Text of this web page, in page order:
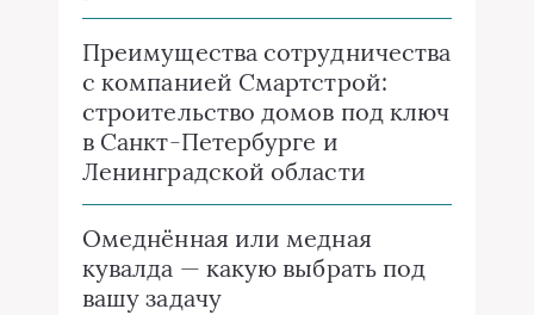
Преимущества сотрудничества
с компанией Смартстрой:
строительство домов под ключ
в Санкт-Петербурге и
Ленинградской области
Омеднённая или медная
кувалда — какую выбрать под
вашу задачу